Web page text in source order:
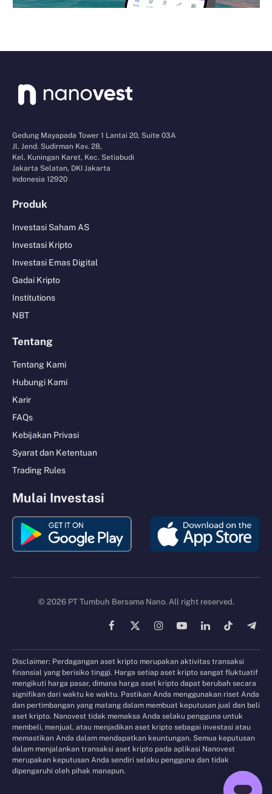
Gedung Mayapada Tower 1 Lantai 20, Suite 03A
Jl. Jend. Sudirman Kav. 28,
Kel. Kuningan Karet, Kec. Setiabudi
Jakarta Selatan, DKI Jakarta
Indonesia 12920
Produk
Investasi Saham AS
Investasi Kripto
Investasi Emas Digital
Gadai Kripto
Institutions
NBT
Tentang
Tentang Kami
Hubungi Kami
Karir
FAQs
Kebijakan Privasi
Syarat dan Ketentuan
Trading Rules
Mulai Investasi
© 2026 PT Tumbuh Bersama Nano. All right reserved.
Facebook
X
InstagramYouTubeLinkedInTikTok
Disclaimer: Perdagangan aset kripto merupakan aktivitas transaksi
finansial yang berisiko tinggi. Harga setiap aset kripto sangat fluktuatif
mengikuti harga pasar, dimana harga aset kripto dapat berubah secara
signifikan dari waktu ke waktu. Pastikan Anda menggunakan riset Anda
dan pertimbangan yang matang dalam membuat keputusan jual dan beli
aset kripto. Nanovest tidak memaksa Anda selaku pengguna untuk
membeli, menjual, atau menjadikan aset kripto sebagai investasi atau
memastikan Anda dalam mendapatkan keuntungan. Semua keputusan
dalam menjalankan transaksi aset kripto pada aplikasi Nanovest
merupakan keputusan Anda sendiri selaku pengguna dan tidak
dipengaruhi oleh pihak manapun.